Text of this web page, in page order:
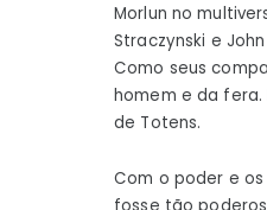
Morlun no
Straczynski e
Como seus
homem e da
de Totens.
Com o poder e